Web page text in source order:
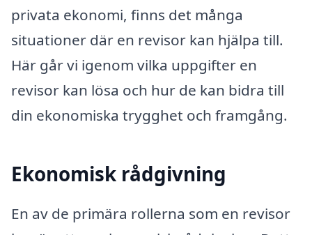
privata ekonomi, finns det många
situationer där en revisor kan hjälpa till.
Här går vi igenom vilka uppgifter en
revisor kan lösa och hur de kan bidra till
din ekonomiska trygghet och framgång.
Ekonomisk rådgivning
En av de primära rollerna som en revisor